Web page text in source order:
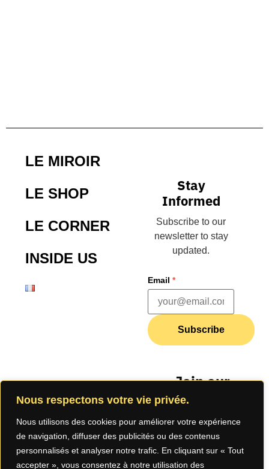
Nous respectons votre vie privée.
Nous utilisons des cookies pour améliorer votre expérience
de navigation, diffuser des publicités ou des contenus
personnalisés et analyser notre trafic. En cliquant sur « Tout
accepter », vous consentez à notre utilisation des
LE MIROIR
LE SHOP
LE CORNER
INSIDE US
Stay
Informed
Subscribe to our
newsletter to stay
updated.
Email *
Subscribe
Join our
community